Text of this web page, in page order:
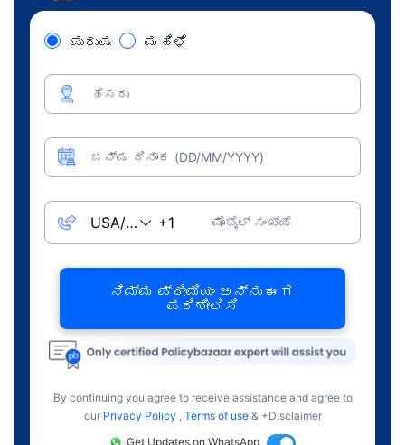
ಪುರುಷ ಮಹಿಳೆ
ಹೆಸರು
ಜನ್ಮ ದಿನಾಂಕ (DD/MM/YYYY)
ಮೊಬೈಲ್ ಸಂಖ್ಯೆ
ನಿಮ್ಮ ಪ್ರೀಮಿಯಂ ಅನ್ನು ಈಗ
ಪರಿಶೀಲಿಸಿ
By continuing you agree to receive assistance and agree to
our Privacy Policy , Terms of use & +Disclaimer
Get Updates on WhatsApp